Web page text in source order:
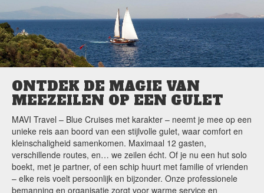
ONTDEK DE MAGIE VAN
MEEZEILEN OP EEN GULET
MAVI Travel – Blue Cruises met karakter – neemt je mee op een
unieke reis aan boord van een stijlvolle gulet, waar comfort en
kleinschaligheid samenkomen. Maximaal 12 gasten,
verschillende routes, en… we zeilen écht. Of je nu een hut solo
boekt, met je partner, of een schip huurt met familie of vrienden
– elke reis voelt persoonlijk en bijzonder. Onze professionele
bemanning en organisatie zorgt voor warme service en